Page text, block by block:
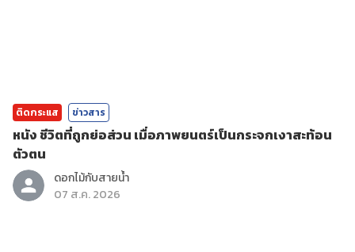
ติดกระแส ข่าวสาร
หนัง ชีวิตที่ถูกย่อส่วน เมื่อภาพยนตร์เป็นกระจกเงาสะท้อน
ตัวตน
ดอกไม้กับสายน้ำ
07 ส.ค. 2026